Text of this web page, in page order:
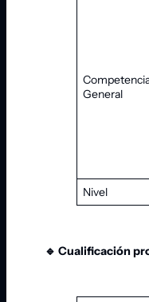
General
Nivel
🔹 Cualificación